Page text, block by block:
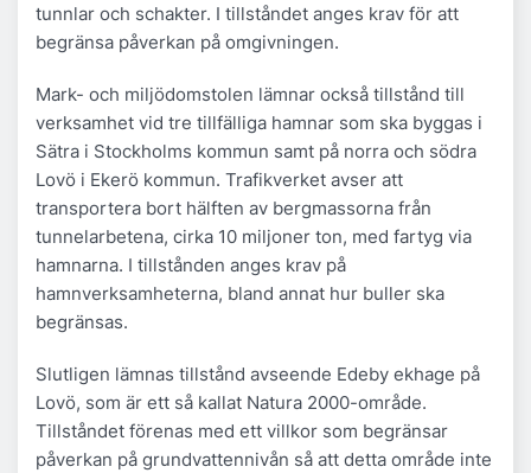
tunnlar och schakter. I tillståndet anges krav för att
begränsa påverkan på omgivningen.
Mark- och miljödomstolen lämnar också tillstånd till
verksamhet vid tre tillfälliga hamnar som ska byggas i
Sätra i Stockholms kommun samt på norra och södra
Lovö i Ekerö kommun. Trafikverket avser att
transportera bort hälften av bergmassorna från
tunnelarbetena, cirka 10 miljoner ton, med fartyg via
hamnarna. I tillstånden anges krav på
hamnverksamheterna, bland annat hur buller ska
begränsas.
Slutligen lämnas tillstånd avseende Edeby ekhage på
Lovö, som är ett så kallat Natura 2000-område.
Tillståndet förenas med ett villkor som begränsar
påverkan på grundvattennivån så att detta område inte